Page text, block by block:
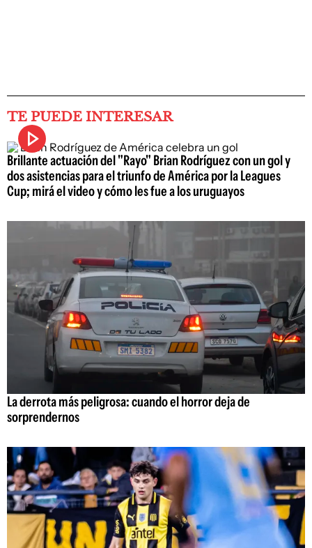
TE PUEDE INTERESAR
Brillante actuación del "Rayo" Brian Rodríguez con un gol y
dos asistencias para el triunfo de América por la Leagues
Cup; mirá el video y cómo les fue a los uruguayos
La derrota más peligrosa: cuando el horror deja de
sorprendernos